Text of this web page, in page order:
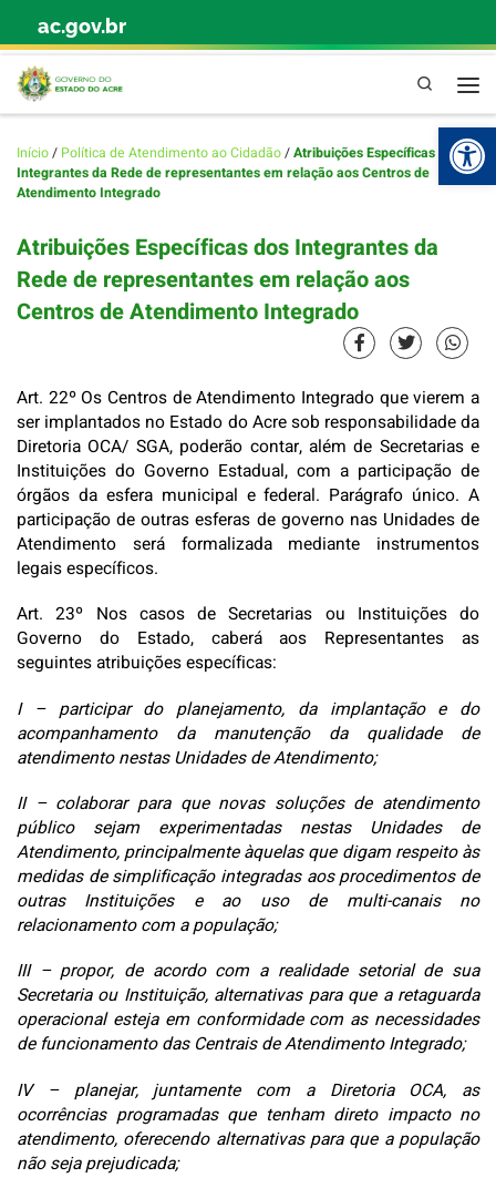
Skip to content
ac.gov.br
Pesquisa
Início/ Política de Atendimento ao Cidadão/Atribuições Específicas dos
Integrantes da Rede de representantes em relação aos Centros de
Atendimento Integrado
Atribuições Específicas dos Integrantes da
Rede de representantes em relação aos
Centros de Atendimento Integrado
Art. 22º Os Centros de Atendimento Integrado que vierem a
ser implantados no Estado do Acre sob responsabilidade da
Diretoria OCA/ SGA, poderão contar, além de Secretarias e
Instituições do Governo Estadual, com a participação de
órgãos da esfera municipal e federal. Parágrafo único. A
participação de outras esferas de governo nas Unidades de
Atendimento será formalizada mediante instrumentos
legais específicos.
Art. 23º Nos casos de Secretarias ou Instituições do
Governo do Estado, caberá aos Representantes as
seguintes atribuições específicas:
I – participar do planejamento, da implantação e do
acompanhamento da manutenção da qualidade de
atendimento nestas Unidades de Atendimento;
II – colaborar para que novas soluções de atendimento
público sejam experimentadas nestas Unidades de
Atendimento, principalmente àquelas que digam respeito às
medidas de simplificação integradas aos procedimentos de
outras Instituições e ao uso de multi-canais no
relacionamento com a população;
III – propor, de acordo com a realidade setorial de sua
Secretaria ou Instituição, alternativas para que a retaguarda
operacional esteja em conformidade com as necessidades
de funcionamento das Centrais de Atendimento Integrado;
IV – planejar, juntamente com a Diretoria OCA, as
ocorrências programadas que tenham direto impacto no
atendimento, oferecendo alternativas para que a população
não seja prejudicada;